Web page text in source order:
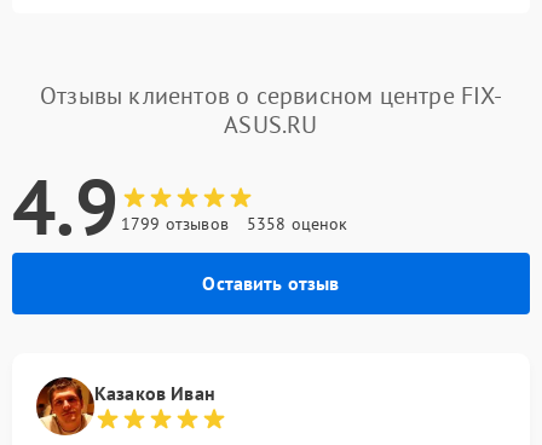
Отзывы клиентов о сервисном центре FIX-
ASUS.RU
4.9 1799 отзывов 5358 оценок
Оставить отзыв
Казаков Иван